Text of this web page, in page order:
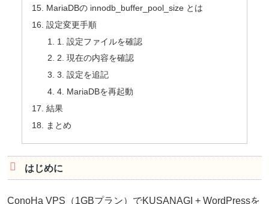
MariaDBの innodb_buffer_pool_size とは
設定変更手順
1. 設定ファイルを確認
2. 現在の内容を確認
3. 設定を追記
4. MariaDBを再起動
結果
まとめ
はじめに
ConoHa VPS（1GBプラン）でKUSANAGI + WordPressを